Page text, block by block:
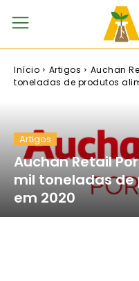
Início Artigos
Auchan
toneladas de produtos
Artigos
Auchan Retail
mil toneladas
em 2020